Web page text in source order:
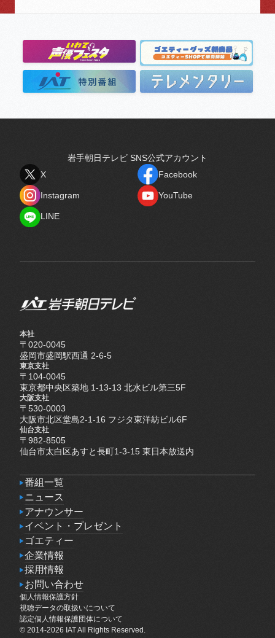
岩手朝日テレビ SNS公式アカウント
X
Facebook
Instagram
YouTube
LINE
本社
〒020-0045
盛岡市盛岡駅西通 2-6-5
東京支社
〒104-0045
東京都中央区築地 1-13-13 北水ビル第三5F
大阪支社
〒530-0003
大阪市北区堂島2-1-16 フジタ東洋紡ビル6F
仙台支社
〒982-8505
仙台市太白区あすと長町1-3-15 東日本放送内
番組一覧
番組一覧
ニュース
ニュース
アナウンサー
アナウンサー
イベント・プレゼント
イベント・プレゼント
ゴエティー
ゴエティー
企業情報
企業情報
採用情報
採用情報
お問い合わせ
お問い合わせ
個人情報保護方針
個人情報保護方針
視聴データの取扱いについて
視聴データの取扱いについて
認定個人情報保護団体について
認定個人情報保護団体について
© 2014-2026 IAT All Rights Reserved.